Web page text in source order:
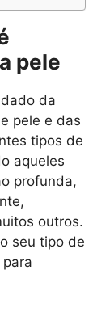
pele
da
pele e das
tipos de
aqueles
profunda,
outros.
seu tipo de